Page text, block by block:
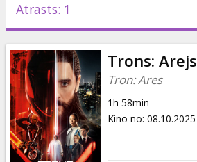
Pasākumi
Ziņas
Dāvanu
kartes
Atrasts: 1
Trons: Arejs
Tron: Ares
1h 58min
Kino no: 08.10.2025